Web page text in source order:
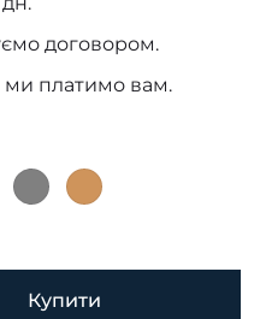
договором.
ми платимо вам.
Купити